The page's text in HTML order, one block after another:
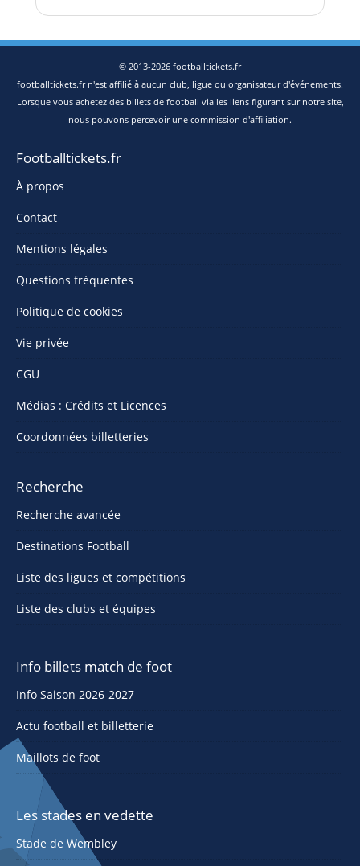
© 2013-2026 footballtickets.fr
footballtickets.fr n'est affilié à aucun club, ligue ou organisateur d'événements.
Lorsque vous achetez des billets de football via les liens figurant sur notre site,
nous pouvons percevoir une commission d'affiliation.
Footballtickets.fr
À propos
Contact
Mentions légales
Questions fréquentes
Politique de cookies
Vie privée
CGU
Médias : Crédits et Licences
Coordonnées billetteries
Recherche
Recherche avancée
Destinations Football
Liste des ligues et compétitions
Liste des clubs et équipes
Info billets match de foot
Info Saison 2026-2027
Actu football et billetterie
Maillots de foot
Les stades en vedette
Stade de Wembley